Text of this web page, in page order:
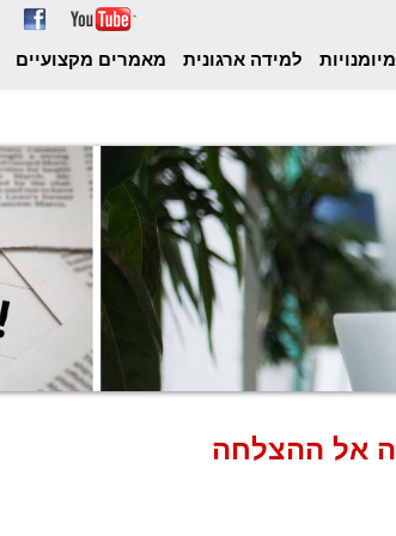
למידה ארגונית מאמרים מקצועיים
אל ההצלחה